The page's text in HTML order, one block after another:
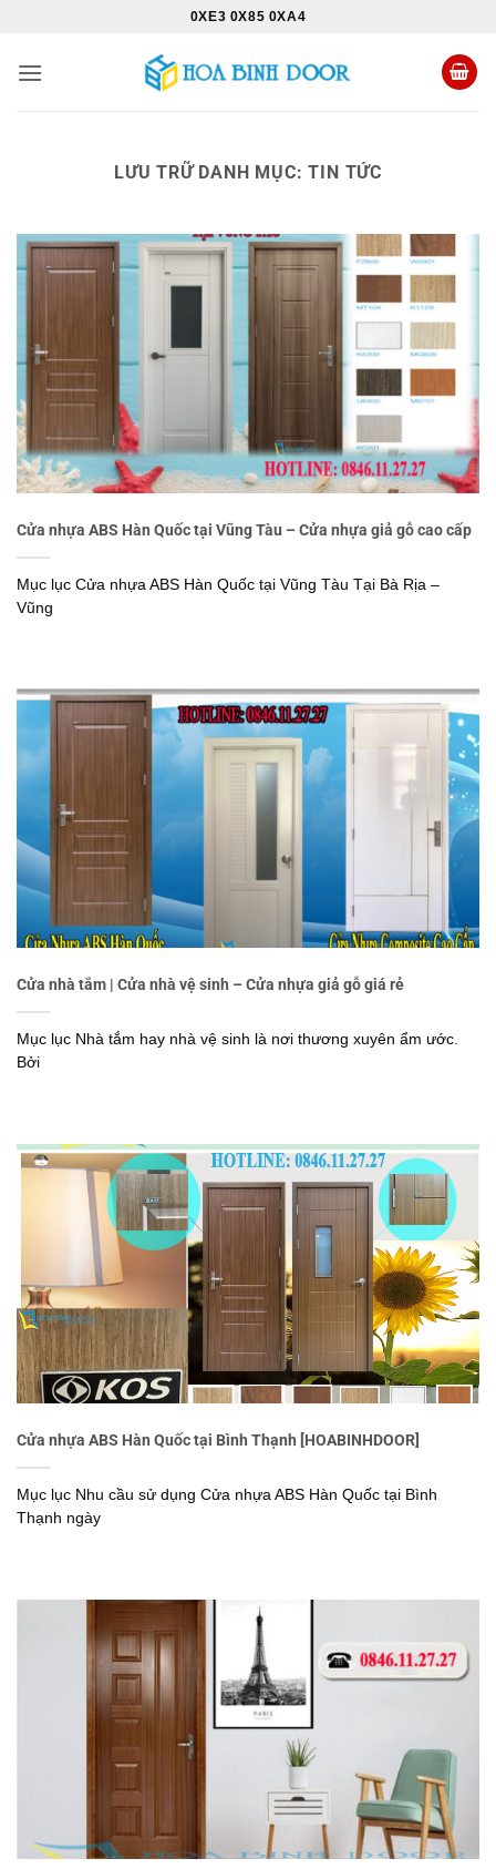
nội
0XE3 0X85 0XA4
LƯU TRỮ DANH MỤC:TIN TỨC
Cửa nhựa ABS Hàn Quốc tại Vũng Tàu – Cửa nhựa giả gỗ cao cấp
Mục lục Cửa nhựa ABS Hàn Quốc tại Vũng Tàu Tại Bà Rịa –
Vũng
Cửa nhà tắm | Cửa nhà vệ sinh – Cửa nhựa giả gỗ giá rẻ
Mục lục Nhà tắm hay nhà vệ sinh là nơi thương xuyên ẩm ước.
Bởi
Cửa nhựa ABS Hàn Quốc tại Bình Thạnh [HOABINHDOOR]
Mục lục Nhu cầu sử dụng Cửa nhựa ABS Hàn Quốc tại Bình
Thạnh ngày